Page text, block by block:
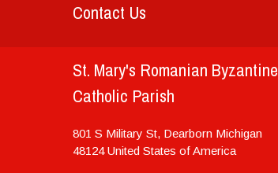
Contact Us
St. Mary's Romanian Byzantine
Catholic Parish
801 S Military St, Dearborn Michigan
48124 United States of America